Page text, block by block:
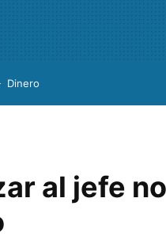
Dinero
al jefe